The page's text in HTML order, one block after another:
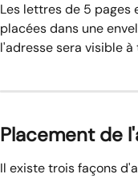
Les lettres de 5 pages
placées dans une
l'adresse sera visible
Placement de
Il existe trois façons